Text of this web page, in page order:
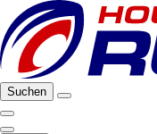
Suchen